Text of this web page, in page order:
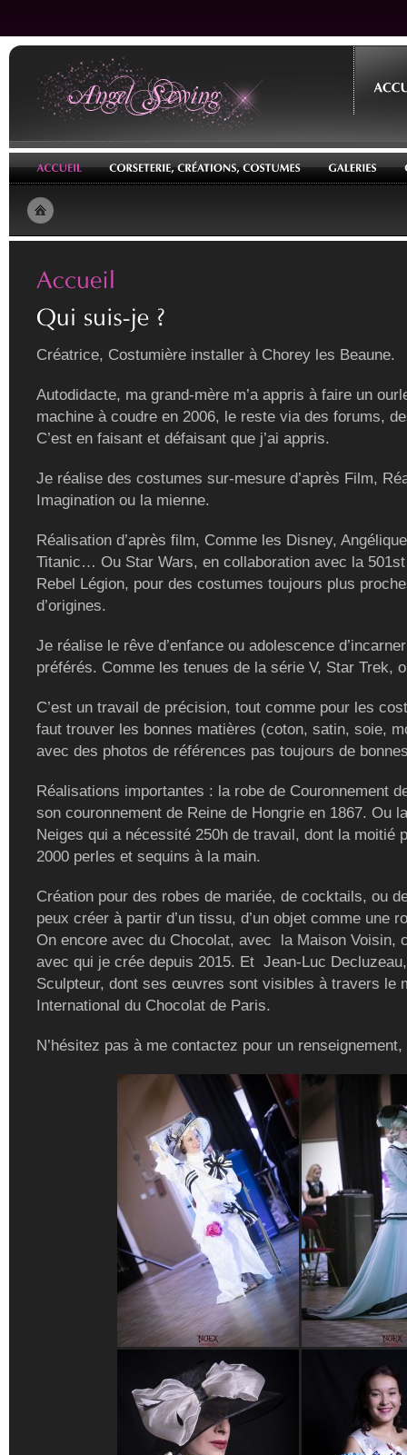
Créatrice, Costumière installer à Chorey les Beaune.
Autodidacte, ma grand-mère m’a appris à faire un
machine à coudre en 2006, le reste via des forums,
C’est en faisant et défaisant que j’ai appris.
Je réalise des costumes sur-mesure d’après Film,
Imagination ou la mienne.
Réalisation d’après film, Comme les Disney,
Titanic… Ou Star Wars, en collaboration avec la
Rebel Légion, pour des costumes toujours plus
d’origines.
Je réalise le rêve d’enfance ou adolescence
préférés. Comme les tenues de la série V, Star Trek,
C’est un travail de précision, tout comme pour les
faut trouver les bonnes matières (coton, satin, soie,
avec des photos de références pas toujours de
Réalisations importantes : la robe de Couronnement
son couronnement de Reine de Hongrie en 1867. Ou
Neiges qui a nécessité 250h de travail, dont la moitié
2000 perles et sequins à la main.
Création pour des robes de mariée, de cocktails, ou
peux créer à partir d’un tissu, d’un objet comme une
On encore avec du Chocolat, avec la Maison Voisin,
avec qui je crée depuis 2015. Et Jean-Luc
Sculpteur, dont ses œuvres sont visibles à travers le
International du Chocolat de Paris.
N’hésitez pas à me contactez pour un